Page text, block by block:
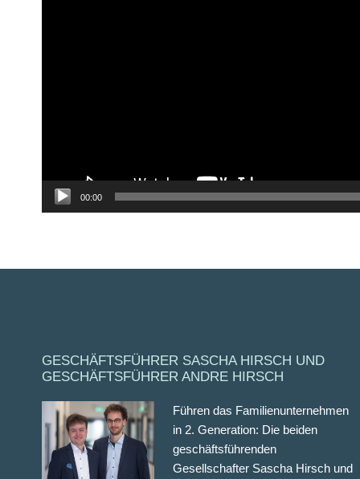
00:00
GESCHÄFTSFÜHRER SASCHA HIRSCH UND
GESCHÄFTSFÜHRER ANDRE HIRSCH
Führen das Familienunternehmen
in 2. Generation: Die beiden
geschäftsführenden
Gesellschafter Sascha Hirsch und